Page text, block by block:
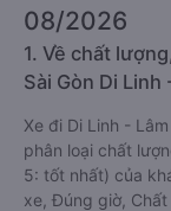
08/2026
1. Về chất
Sài Gòn Di Linh
Xe đi Di Linh -
phân loại chất
5: tốt nhất) của
xe, Đúng giờ,